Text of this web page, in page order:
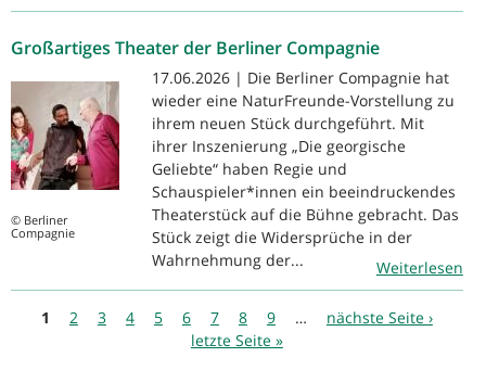
Großartiges Theater der Berliner Compagnie
© Berliner
Compagnie
17.06.2026 | Die Berliner Compagnie hat
wieder eine NaturFreunde-Vorstellung zu
ihrem neuen Stück durchgeführt. Mit
ihrer Inszenierung „Die georgische
Geliebte“ haben Regie und
Schauspieler*innen ein beeindruckendes
Theaterstück auf die Bühne gebracht. Das
Stück zeigt die Widersprüche in der
Wahrnehmung der...
Weiterlesen
Seiten
1 2 3 4 5 6 7 8 9 …
nächste Seite ›
letzte Seite »